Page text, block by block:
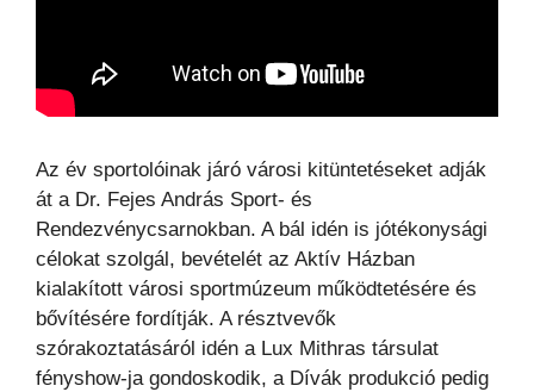
Az év sportolóinak járó városi kitüntetéseket adják
át a Dr. Fejes András Sport- és
Rendezvénycsarnokban. A bál idén is jótékonysági
célokat szolgál, bevételét az Aktív Házban
kialakított városi sportmúzeum működtetésére és
bővítésére fordítják. A résztvevők
szórakoztatásáról idén a Lux Mithras társulat
fényshow-ja gondoskodik, a Dívák produkció pedig